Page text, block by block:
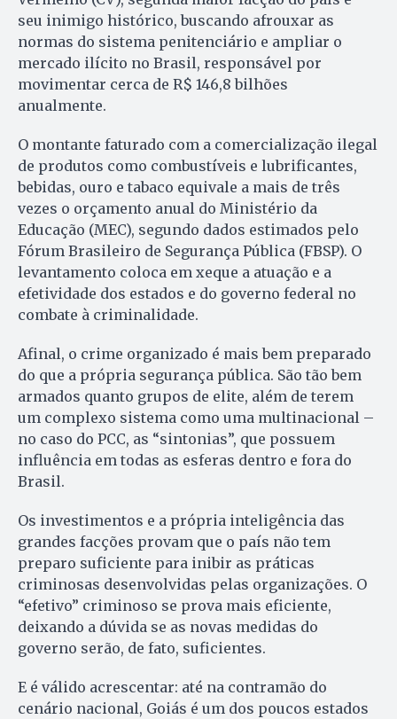
seu inimigo histórico, buscando afrouxar as
normas do sistema penitenciário e ampliar o
mercado ilícito no Brasil, responsável por
movimentar cerca de R$ 146,8 bilhões
anualmente.
O montante faturado com a comercialização ilegal
de produtos como combustíveis e lubrificantes,
bebidas, ouro e tabaco equivale a mais de três
vezes o orçamento anual do Ministério da
Educação (MEC), segundo dados estimados pelo
Fórum Brasileiro de Segurança Pública (FBSP). O
levantamento coloca em xeque a atuação e a
efetividade dos estados e do governo federal no
combate à criminalidade.
Afinal, o crime organizado é mais bem preparado
do que a própria segurança pública. São tão bem
armados quanto grupos de elite, além de terem
um complexo sistema como uma multinacional –
no caso do PCC, as “sintonias”, que possuem
influência em todas as esferas dentro e fora do
Brasil.
Os investimentos e a própria inteligência das
grandes facções provam que o país não tem
preparo suficiente para inibir as práticas
criminosas desenvolvidas pelas organizações. O
“efetivo” criminoso se prova mais eficiente,
deixando a dúvida se as novas medidas do
governo serão, de fato, suficientes.
E é válido acrescentar: até na contramão do
cenário nacional, Goiás é um dos poucos estados